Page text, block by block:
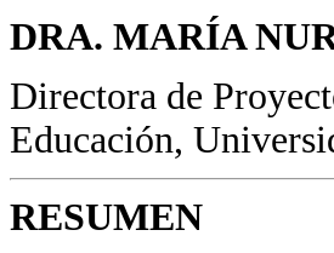
DRA. MARÍA
Directora de
Educación,
RESUMEN